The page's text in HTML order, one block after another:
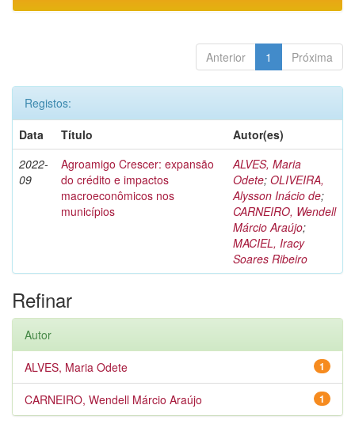
Anterior 1 Próxima
Registos:
Data
Título
Autor(es)
2022-
09
Agroamigo Crescer: expansão
do crédito e impactos
macroeconômicos nos
municípios
ALVES, Maria
Odete; OLIVEIRA,
Alysson Inácio de;
CARNEIRO, Wendell
Márcio Araújo;
MACIEL, Iracy
Soares Ribeiro
Refinar
Autor
1
ALVES, Maria Odete
1
CARNEIRO, Wendell Márcio Araújo